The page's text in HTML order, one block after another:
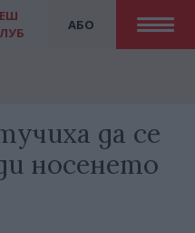
АБО
да се
носенето